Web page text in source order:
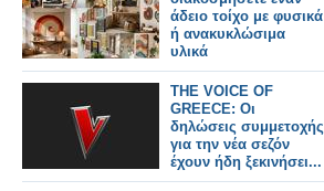
Λονδίνου.
άδειο τοίχο με φυσικά
ή ανακυκλώσιμα
υλικά
THE VOICE OF
GREECE: Οι
δηλώσεις συμμετοχής
για την νέα σεζόν
έχουν ήδη ξεκινήσει...